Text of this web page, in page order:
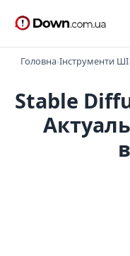
Головна›Інструменти ШІ›
Stable